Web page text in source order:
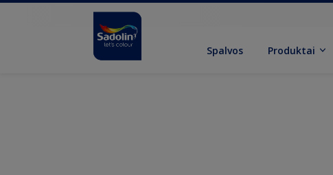
Spalvos Produktai